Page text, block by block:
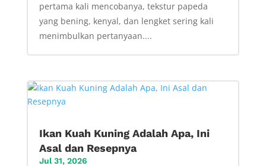
pertama kali mencobanya, tekstur papeda
yang bening, kenyal, dan lengket sering kali
menimbulkan pertanyaan....
Ikan Kuah Kuning Adalah Apa, Ini
Asal dan Resepnya
Jul 31, 2026